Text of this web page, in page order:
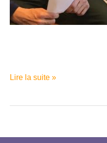
Lire la suite »